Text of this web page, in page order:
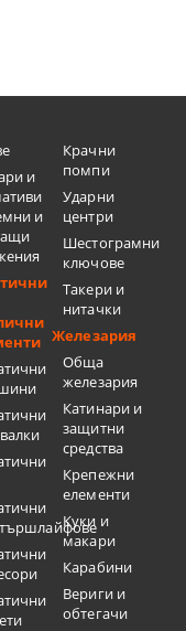
и
и
Крачни
помпи
Ударни
центри
Шестограмни
ключове
Такери и
нитачки
Железария
Обща
железария
Катинари и
защитни
средства
Крепежни
елементи
Куки и
макари
Карабини
Вериги и
обтегачи